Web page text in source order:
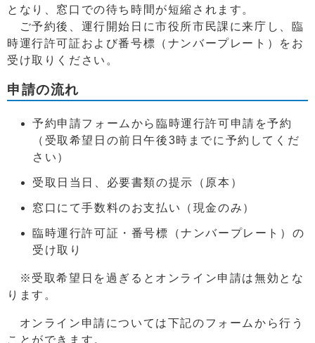
となり、窓口での待ち時間が短縮されます。
ご予約後、運行開始日に市役所市民課に来庁し、臨
時運行許可証および番号標（ナンバープレート）をお
受け取りください。
申請の流れ
予約申請フォームから臨時運行許可申請を予約
（受取希望日の前日午後3時までに予約してくだ
さい）
受取日当日、必要書類の提示（原本）
窓口にて手数料のお支払い（現金のみ）
臨時運行許可証・番号標（ナンバープレート）の
受け取り
※受取希望日を過ぎるとオンライン申請は無効とな
ります。
オンライン申請については下記のフォームから行う
ことができます。